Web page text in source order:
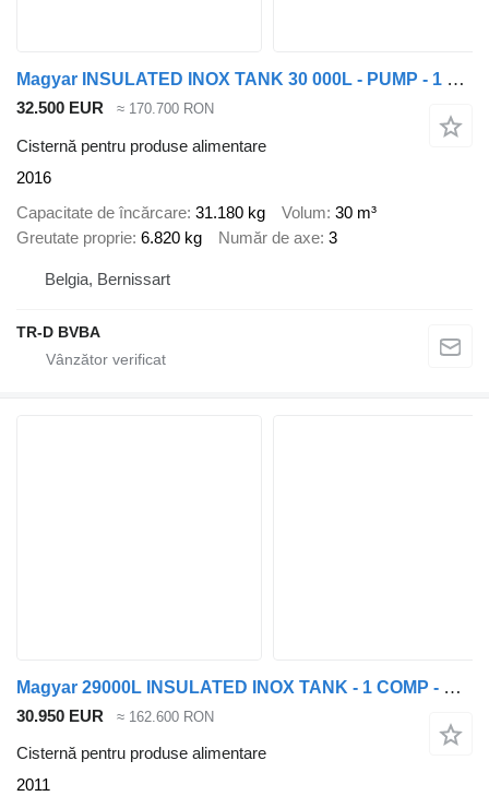
Magyar INSULATED INOX TANK 30 000L - PUMP - 1 COMP
32.500 EUR ≈ 170.700 RON
Cisternă pentru produse alimentare
2016
Capacitate de încărcare 31.180 kg Volum 30 m³
Greutate proprie 6.820 kg Număr de axe 3
Belgia, Bernissart
TR-D BVBA
Magyar 29000L INSULATED INOX TANK - 1 COMP - HYDRAULIC PUMP
30.950 EUR ≈ 162.600 RON
Cisternă pentru produse alimentare
2011